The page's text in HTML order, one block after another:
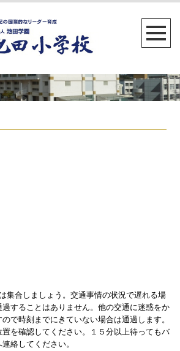
合しましょう。交通事情の状況で遅れる場
することはありません。他の交通に迷惑をか
で時刻までにきていない場合は通過します。
を確認してください。１５分以上待ってもバ
絡してください。